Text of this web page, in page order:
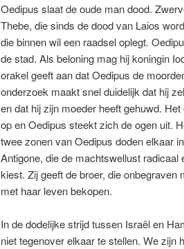
Oedipus slaat de oude man dood.
Thebe, die sinds de dood van Laios
die binnen wil een raadsel oplegt.
de stad. Als beloning mag hij koningin
orakel geeft aan dat Oedipus de
onderzoek maakt snel duidelijk dat hij
en dat hij zijn moeder heeft gehuwd.
op en Oedipus steekt zich de ogen uit.
twee zonen van Oedipus doden elkaar
Antigone, die de machtswellust
kiest. Zij geeft de broer, die
met haar leven bekopen.
In de dodelijke strijd tussen Israël en
niet tegenover elkaar te stellen. We zijn